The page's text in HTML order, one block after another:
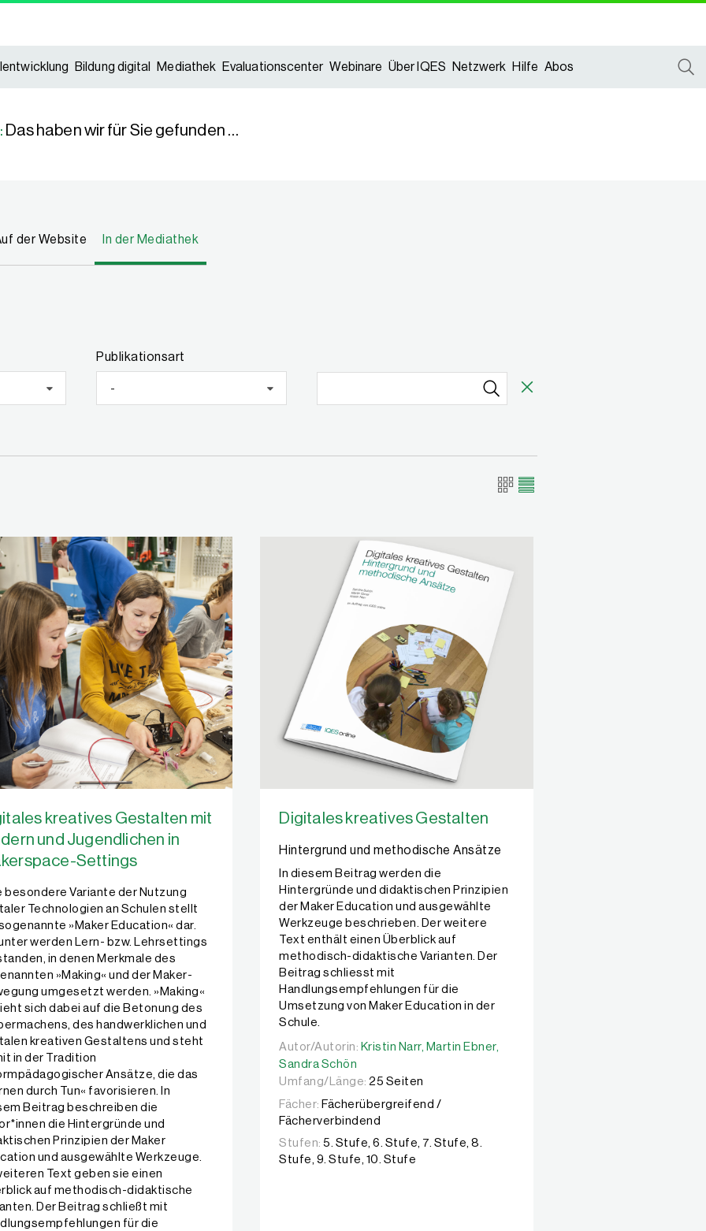
Bildung digital Mediathek Evaluationscenter Webinare Über IQES Netzwerk Hilfe Abos
Das haben wir für Sie gefunden …
der Website In der Mediathek
Publikationsart
-
Sandra Schön
kreatives Gestalten mit
und Jugendlichen in
Settings
besondere Variante der Nutzung
Technologien an Schulen stellt
»Maker Education« dar.
werden Lern- bzw. Lehrsettings
in denen Merkmale des
»Making« und der Maker-
umgesetzt werden. »Making«
sich dabei auf die Betonung des
des handwerklichen und
kreativen Gestaltens und steht
in der Tradition
Ansätze, die das
durch Tun« favorisieren. In
Beitrag beschreiben die
die Hintergründe und
Prinzipien der Maker
und ausgewählte Werkzeuge.
Text geben sie einen
auf methodisch-didaktische
Der Beitrag schließt mit
für die
Digitales kreatives Gestalten
Hintergrund und methodische Ansätze
In diesem Beitrag werden die
Hintergründe und didaktischen Prinzipien
der Maker Education und ausgewählte
Werkzeuge beschrieben. Der weitere
Text enthält einen Überblick auf
methodisch-didaktische Varianten. Der
Beitrag schliesst mit
Handlungsempfehlungen für die
Umsetzung von Maker Education in der
Schule.
Autor/Autorin: Kristin Narr, Martin Ebner,
Autor/Autorin: Kristin Narr, Martin Ebner,
Sandra Schön
Umfang/Länge: 25 Seiten
Fächer: Fächerübergreifend /
Fächerverbindend
Stufen: 5. Stufe, 6. Stufe, 7. Stufe, 8.
Stufe, 9. Stufe, 10. Stufe